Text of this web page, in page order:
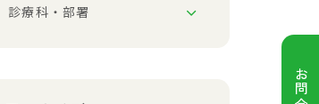
診療科・部署